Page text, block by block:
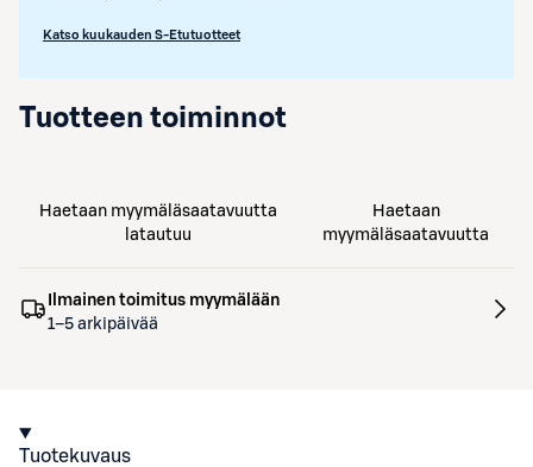
Katso kuukauden S-Etutuotteet
Tuotteen toiminnot
Haetaan myymäläsaatavuutta
latautuu
Haetaan
myymäläsaatavuutta
Ilmainen toimitus myymälään
1–5 arkipäivää
Tuotekuvaus